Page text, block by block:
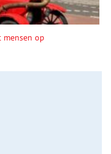
mensen op